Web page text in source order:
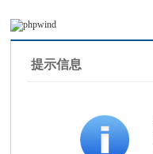
提示信息